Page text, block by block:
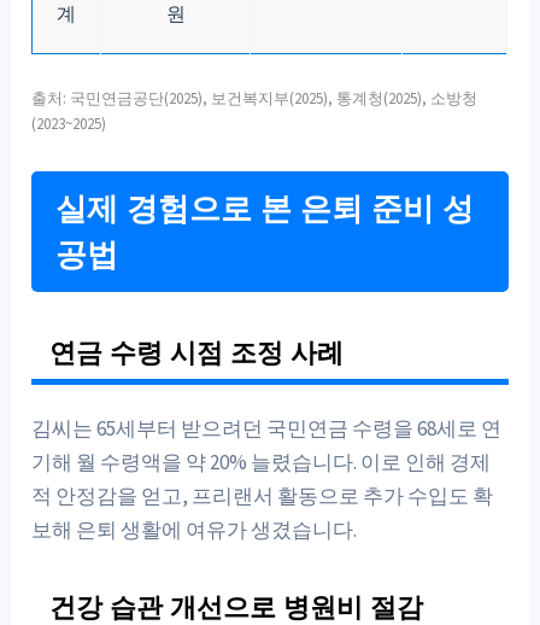
계
원
출처: 국민연금공단(2025), 보건복지부(2025), 통계청(2025), 소방청
(2023~2025)
실제 경험으로 본 은퇴 준비 성
공법
연금 수령 시점 조정 사례
김씨는 65세부터 받으려던 국민연금 수령을 68세로 연
기해 월 수령액을 약 20% 늘렸습니다. 이로 인해 경제
적 안정감을 얻고, 프리랜서 활동으로 추가 수입도 확
보해 은퇴 생활에 여유가 생겼습니다.
건강 습관 개선으로 병원비 절감